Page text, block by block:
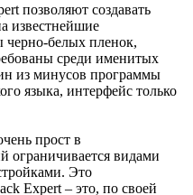
позволяют создавать
известнейшие
белых пленок,
среди именитых
из минусов программы
языка, интерфейс только
прост в
ограничивается видами
Это
Expert – это, по своей